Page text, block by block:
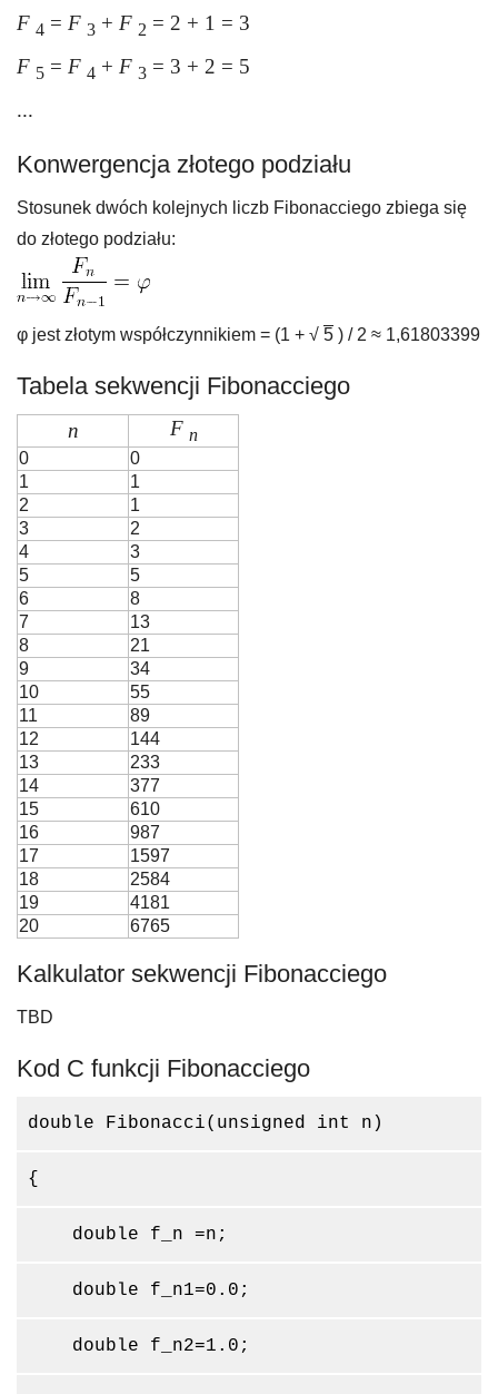
F 4 = F 3 + F 2 = 2 + 1 = 3
F 5 = F 4 + F 3 = 3 + 2 = 5
...
Konwergencja złotego podziału
Stosunek dwóch kolejnych liczb Fibonacciego zbiega się
do złotego podziału:
φ jest złotym współczynnikiem = (1 + √ 5 ) / 2 ≈ 1,61803399
Tabela sekwencji Fibonacciego
n F n
0
0
1
1
2
1
3
2
4
3
5
5
6
8
7
13
8
21
9
34
10
55
11
89
12
144
13
233
14
377
15
610
16
987
17
1597
18
2584
19
4181
20
6765
Kalkulator sekwencji Fibonacciego
TBD
Kod C funkcji Fibonacciego
double Fibonacci(unsigned int n)
{
double f_n =n;
double f_n1=0.0;
double f_n2=1.0;